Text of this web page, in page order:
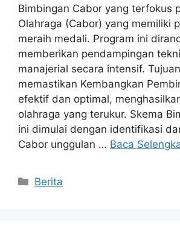
Bimbingan Cabor yang terfokus
Olahraga (Cabor) yang memiliki
meraih medali. Program ini
memberikan pendampingan
manajerial secara intensif.
memastikan Kembangkan
efektif dan optimal,
olahraga yang terukur. Skema
ini dimulai dengan identifikasi
Cabor unggulan … Baca
Kategori
Berita